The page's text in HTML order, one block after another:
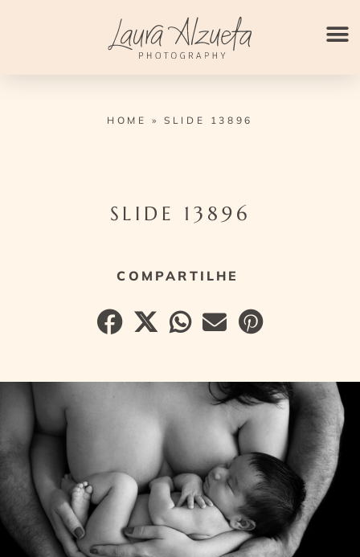
HOME »SLIDE 13896
SLIDE 13896